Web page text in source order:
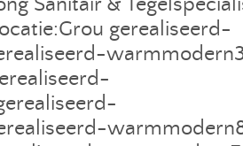
Sanitair &
gerealiseerd-